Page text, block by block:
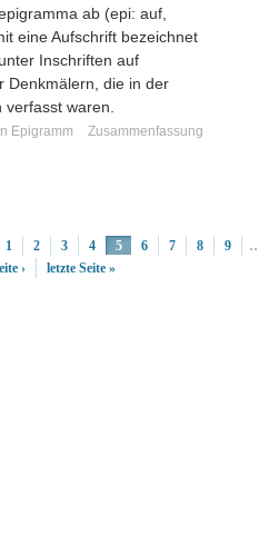
ab (epi: auf,
eine Aufschrift bezeichnet
Inschriften auf
Denkmälern, die in der
waren.
Epigramm
Zusammenfassung
1 2 3 4 5 6 7 8 9
›
letzte Seite »